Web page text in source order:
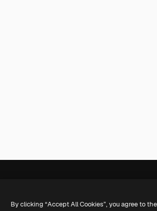
Produits Commencer
By clicking “Accept All Cookies”, you agree to